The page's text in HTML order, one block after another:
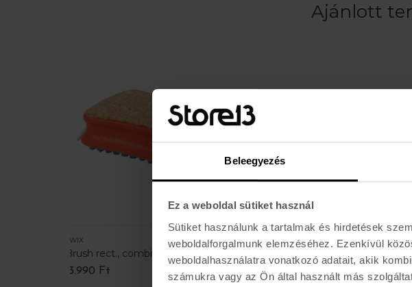
Beleegyezés
Ez a weboldal sütiket használ
Sütiket használunk a tartalmak és hirdetések
weboldalforgalmunk elemzéséhez. Ezenkívül
weboldalhasználatra vonatkozó adatait, akik
számukra vagy az Ön által használt más
Ajánlott
SWIX
Brush rect., combi cork/nylon
13.990 Ft
TOKO
BASE TEX
3.990 Ft